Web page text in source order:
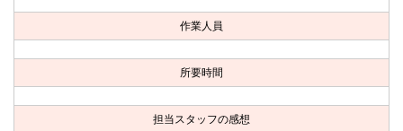
お客様の声
お問い合わせ
作業人員
所要時間
担当スタッフの感想